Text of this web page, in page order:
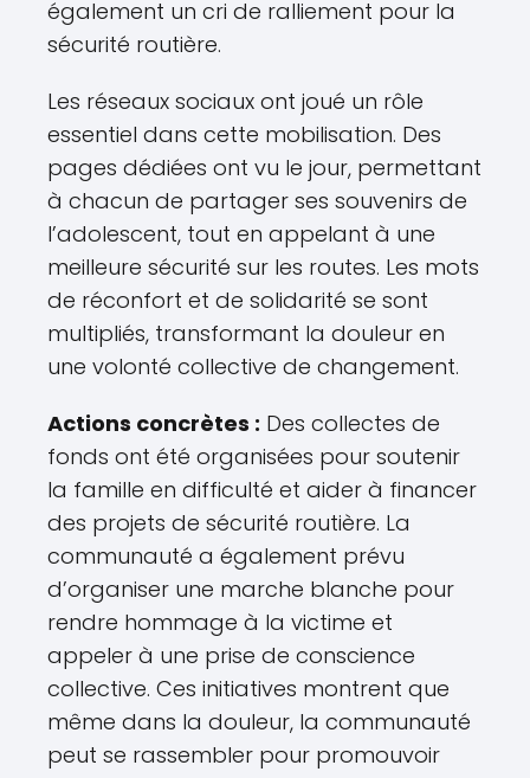
également un cri de ralliement pour la
sécurité routière.
Les réseaux sociaux ont joué un rôle
essentiel dans cette mobilisation. Des
pages dédiées ont vu le jour, permettant
à chacun de partager ses souvenirs de
l’adolescent, tout en appelant à une
meilleure sécurité sur les routes. Les mots
de réconfort et de solidarité se sont
multipliés, transformant la douleur en
une volonté collective de changement.
Actions concrètes : Des collectes de
fonds ont été organisées pour soutenir
la famille en difficulté et aider à financer
des projets de sécurité routière. La
communauté a également prévu
d’organiser une marche blanche pour
rendre hommage à la victime et
appeler à une prise de conscience
collective. Ces initiatives montrent que
même dans la douleur, la communauté
peut se rassembler pour promouvoir